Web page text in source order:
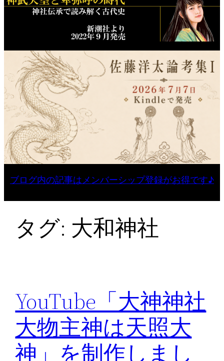
ブログ内の記事はメンバーシップ登録がお得です♪
タグ: 大和神社
YouTube「大神神社
大物主神は天照大
神」を制作しまし